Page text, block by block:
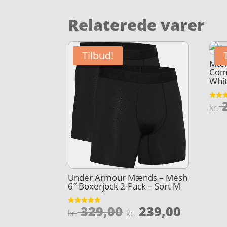
Relaterede varer
Tilbud!
Under Armour Mænds – Mesh
6″ Boxerjock 2-Pack – Sort M
Vurderet
4.8
kr.329,00 Den
kr. 239,00
4.4
kr.